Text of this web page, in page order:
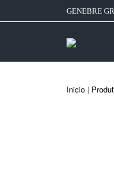
GENEBRE
Inicio |